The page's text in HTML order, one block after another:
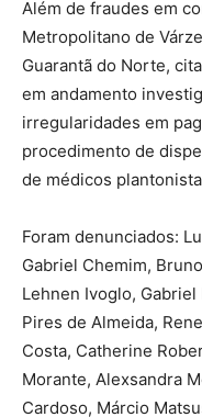
Além de fraudes em
Metropolitano de
Guarantã do Norte,
em andamento
irregularidades em
procedimento de
de médicos
Foram denunciados:
Gabriel Chemim,
Lehnen Ivoglo,
Pires de Almeida,
Costa, Catherine
Morante, Alexsandra
Cardoso, Márcio